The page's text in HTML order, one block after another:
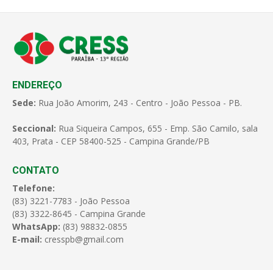
ENDEREÇO
Sede: Rua João Amorim, 243 - Centro - João Pessoa - PB.
Seccional: Rua Siqueira Campos, 655 - Emp. São Camilo, sala
403, Prata - CEP 58400-525 - Campina Grande/PB
CONTATO
Telefone:
(83) 3221-7783 - João Pessoa
(83) 3322-8645 - Campina Grande
WhatsApp: (83) 98832-0855
E-mail: cresspb@gmail.com